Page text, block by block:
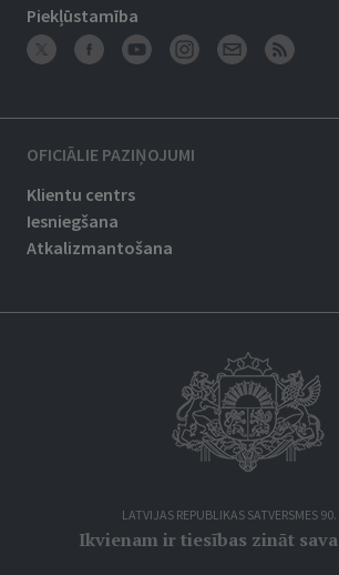
Piekļūstamība
OFICIĀLIE PAZIŅOJUMI
Klientu centrs
Iesniegšana
Atkalizmantošana
LATVIJAS REPUBLIKAS SATVERSMES
Ikvienam ir tiesības zināt